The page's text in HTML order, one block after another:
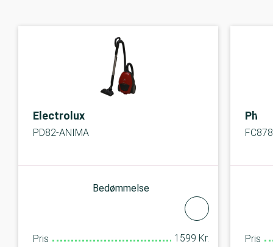
Electrolux
PD82-ANIMA
Bedømmelse
Pris 1599 Kr. Pris